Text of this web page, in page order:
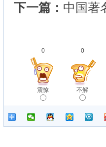
下一篇： 中国著
0
震惊
0
不解